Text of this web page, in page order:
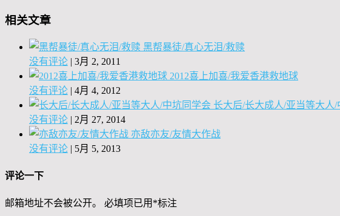
相关文章
黑帮暴徒/真心无泪/救赎
没有评论 | 3月 2, 2011
2012喜上加喜/我爱香港救地球
没有评论 | 4月 4, 2012
长大后/长大成人/亚当等大人
没有评论 | 2月 27, 2014
亦敌亦友/友情大作战
没有评论 | 5月 5, 2013
评论一下
邮箱地址不会被公开。 必填项已用 *标注